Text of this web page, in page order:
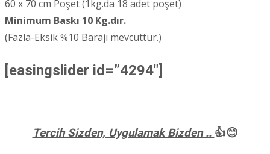
60 x 70 cm Poşet (1kg.da 18 adet poşet)
Minimum Baskı 10 Kg.dır.
(Fazla-Eksik %10 Barajı mevcuttur.)
[easingslider id=”4294″]
Tercih Sizden, Uygulamak Bizden .. 👍😊